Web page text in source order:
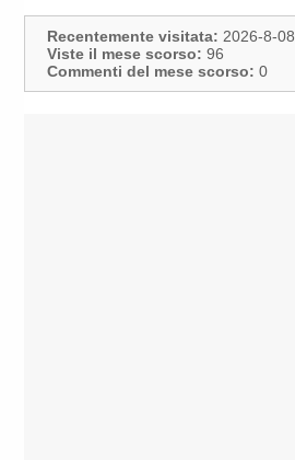
Recentemente visitata: 2026-8-08
Viste il mese scorso: 96
Commenti del mese scorso: 0